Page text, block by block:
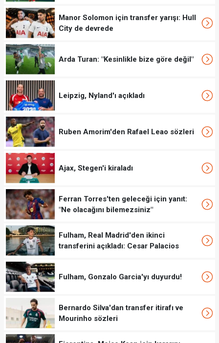
Manor Solomon için transfer yarışı: Hull
City de devrede
Arda Turan: "Kesinlikle bize göre değil"
Leipzig, Nyland'ı açıkladı
Ruben Amorim'den Rafael Leao sözleri
Ajax, Stegen'i kiraladı
Ferran Torres'ten geleceği için yanıt:
"Ne olacağını bilemezsiniz"
Fulham, Real Madrid'den ikinci
transferini açıkladı: Cesar Palacios
Fulham, Gonzalo Garcia'yı duyurdu!
Bernardo Silva'dan transfer itirafı ve
Mourinho sözleri